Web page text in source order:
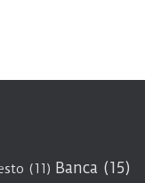
(11) Banca (15)